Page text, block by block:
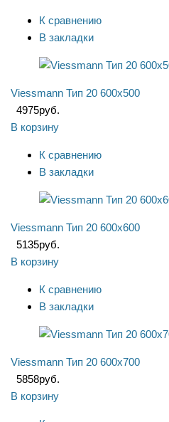
К сравнению
В закладки
Viessmann Тип 20 600x500
4975руб.
В корзину
К сравнению
В закладки
Viessmann Тип 20 600x600
5135руб.
В корзину
К сравнению
В закладки
Viessmann Тип 20 600x700
5858руб.
В корзину